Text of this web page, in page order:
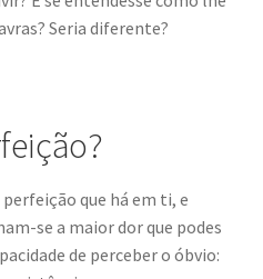
Seria diferente?
perfeição que há em ti, e
se a maior dor que podes
de perceber o óbvio: